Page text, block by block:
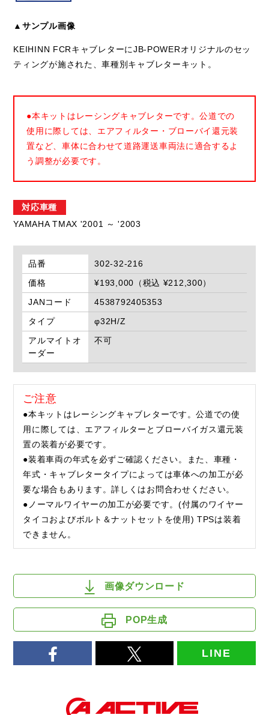
▲サンプル画像
KEIHINN FCRキャブレターにJB-POWERオリジナルのセッ
ティングが施された、車種別キャブレターキット。
●本キットはレーシングキャブレターです。公道での
使用に際しては、エアフィルター・ブローバイ還元装
置など、車体に合わせて道路運送車両法に適合するよ
う調整が必要です。
対応車種
YAMAHA TMAX '2001 ～ '2003
品番
302-32-216
価格
¥193,000（税込 ¥212,300）
JANコード
4538792405353
タイプ
φ32H/Z
アルマイトオ
ーダー
不可
ご注意
●本キットはレーシングキャブレターです。公道での使
用に際しては、エアフィルターとブローバイガス還元装
置の装着が必要です。
●装着車両の年式を必ずご確認ください。また、車種・
年式・キャブレタータイプによっては車体への加工が必
要な場合もあります。詳しくはお問合わせください。
●ノーマルワイヤーの加工が必要です。(付属のワイヤー
タイコおよびボルト＆ナットセットを使用) TPSは装着
できません。
画像ダウンロード
POP生成
LINE